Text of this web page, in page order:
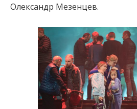
Олександр Мезенцев.